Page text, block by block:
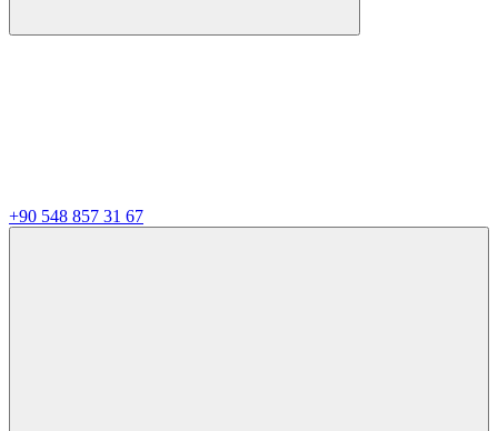
+90 548 857 31 67